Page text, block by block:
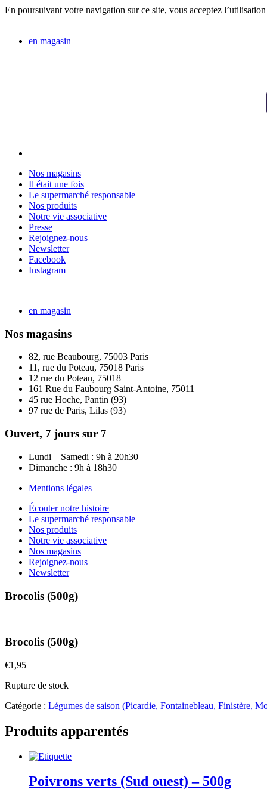
En poursuivant votre navigation sur ce site, vous acceptez
en magasin
Nos magasins
Il était une fois
Le supermarché responsable
Nos produits
Notre vie associative
Presse
Rejoignez-nous
Newsletter
Facebook
Instagram
en magasin
Nos magasins
82, rue Beaubourg, 75003 Paris
11, rue du Poteau, 75018 Paris
12 rue du Poteau, 75018
161 Rue du Faubourg Saint-Antoine, 75011
45 rue Hoche, Pantin (93)
97 rue de Paris, Lilas (93)
Ouvert, 7 jours sur 7
Lundi – Samedi : 9h à 20h30
Dimanche : 9h à 18h30
Mentions légales
Écouter notre histoire
Le supermarché responsable
Nos produits
Notre vie associative
Nos magasins
Rejoignez-nous
Newsletter
Brocolis (500g)
Brocolis (500g)
€1,95
Rupture de stock
Catégorie : Légumes de saison (Picardie, Fontainebleau, Finistère,
Produits apparentés
Poivrons verts (Sud ouest) – 500g